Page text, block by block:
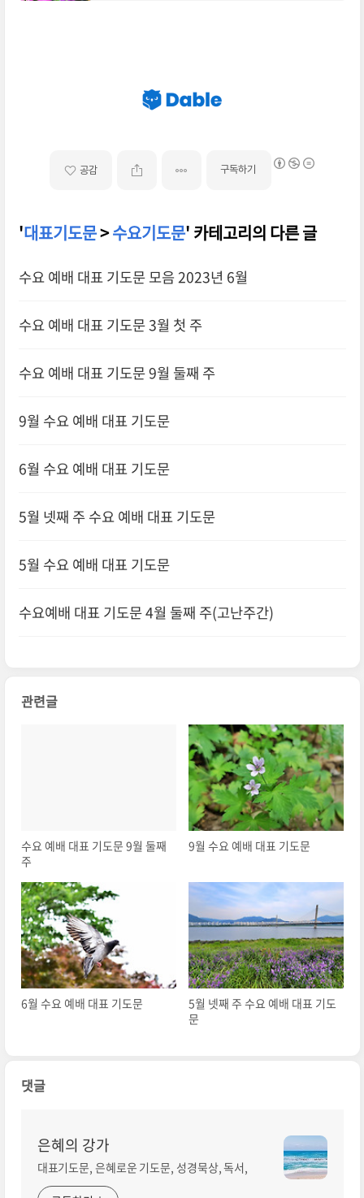
공감 구독하기
'대표기도문>수요기도문' 카테고리의 다른 글
수요 예배 대표 기도문 모음 2023년 6월
수요 예배 대표 기도문 3월 첫 주
수요 예배 대표 기도문 9월 둘째 주
9월 수요 예배 대표 기도문
6월 수요 예배 대표 기도문
5월 넷째 주 수요 예배 대표 기도문
5월 수요 예배 대표 기도문
수요예배 대표 기도문 4월 둘째 주(고난주간)
관련글
수요 예배 대표 기도문 9월 둘째
주
9월 수요 예배 대표 기도문
6월 수요 예배 대표 기도문
5월 넷째 주 수요 예배 대표 기도
문
댓글
은혜의 강가
대표기도문, 은혜로운 기도문, 성경묵상, 독서,